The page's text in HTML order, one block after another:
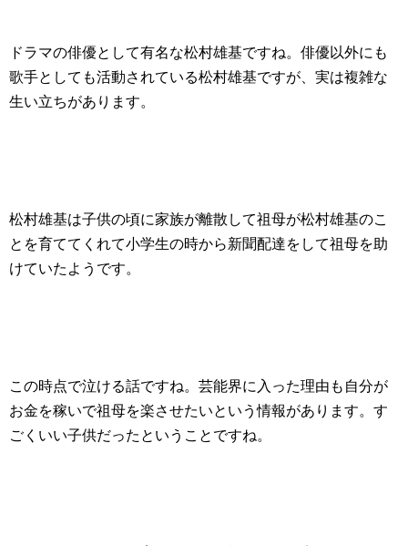
ドラマの俳優として有名な松村雄基ですね。俳優以外にも
歌手としても活動されている松村雄基ですが、実は複雑な
生い立ちがあります。
松村雄基は子供の頃に家族が離散して祖母が松村雄基のこ
とを育ててくれて小学生の時から新聞配達をして祖母を助
けていたようです。
この時点で泣ける話ですね。芸能界に入った理由も自分が
お金を稼いで祖母を楽させたいという情報があります。す
ごくいい子供だったということですね。